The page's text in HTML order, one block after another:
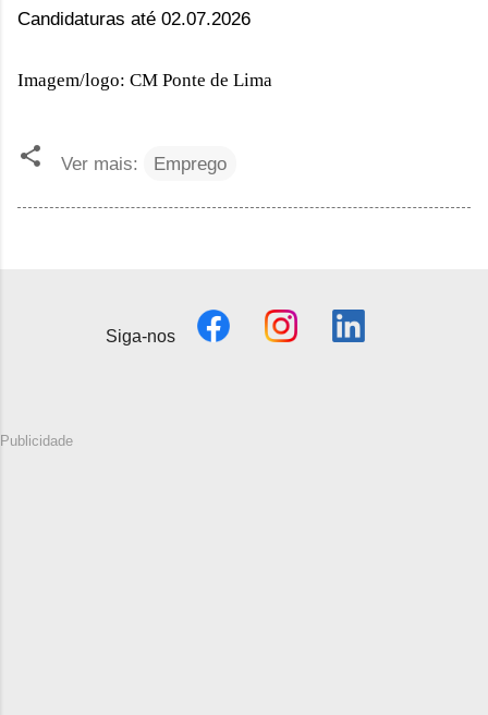
Candidaturas até 02.07.2026
Imagem/logo: CM Ponte de Lima
Ver mais: Emprego
Siga-nos
Publicidade